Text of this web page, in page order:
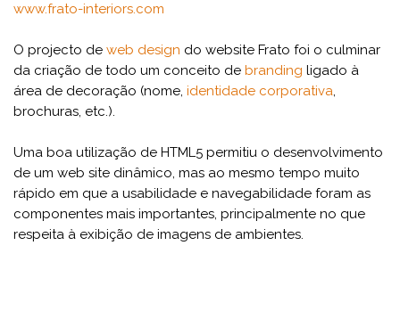
www.frato-interiors.com
O projecto de web design do website Frato foi o culminar
da criação de todo um conceito de branding ligado à
área de decoração (nome, identidade corporativa,
brochuras, etc.).
Uma boa utilização de HTML5 permitiu o desenvolvimento
de um web site dinâmico, mas ao mesmo tempo muito
rápido em que a usabilidade e navegabilidade foram as
componentes mais importantes, principalmente no que
respeita à exibição de imagens de ambientes.